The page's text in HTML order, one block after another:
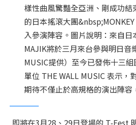
樣性曲風驚豔全亞洲、剛成功結
的日本搖滾大團
入參演陣容。圖片說明：來自日
MAJIK將於三月來台參與明日音
MUSIC提供）至今已發佈十三
單位 THE WALL MUSIC 表示，
期待不僅止於高規格的演出陣容
即將在3月28、29日登場的 T-Fest